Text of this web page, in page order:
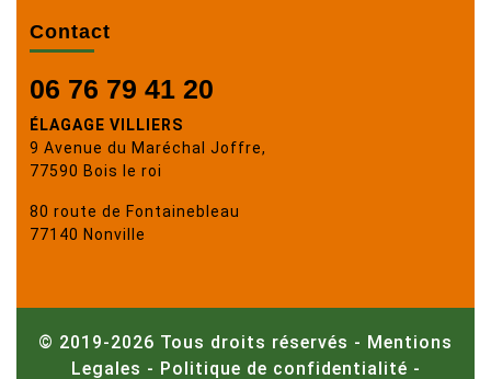
Contact
06 76 79 41 20
ÉLAGAGE VILLIERS
9 Avenue du Maréchal Joffre,
77590 Bois le roi
80 route de Fontainebleau
77140 Nonville
© 2019-2026 Tous droits réservés - Mentions
Legales - Politique de confidentialité -